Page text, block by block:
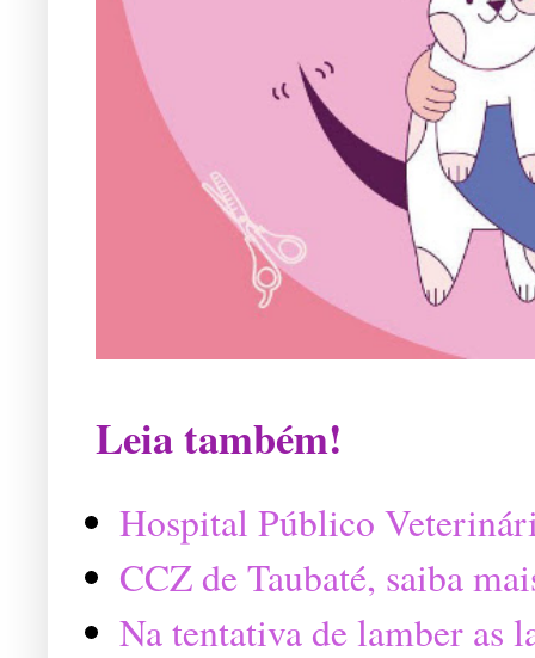
Leia também!
Hospital Público
CCZ de Taubaté, saiba
Na tentativa de lamber as